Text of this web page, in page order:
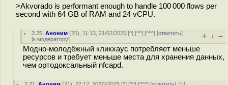
>Akvorado is performant enough to handle 100 000 flows per
second with 64 GB of RAM and 24 vCPU.
3.25 ,Аноним (25), 11:13, 21/02/2025 [^] [^^] [^^^] [ответить]
[к модератору] + / –
Модно-молодёжный кликхаус потребляет меньше
ресурсов и требует меньше места для хранения данных,
чем ортодоксальный nfcapd.